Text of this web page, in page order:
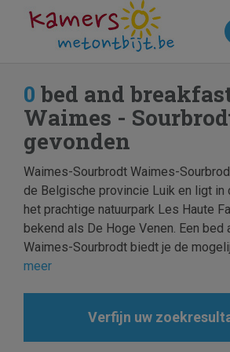
0 bed and
Waimes -
gevonden
Waimes-Sourbrodt Waimes-
de Belgische provincie Luik en ligt in
het prachtige natuurpark Les Haute
bekend als De Hoge Venen. Een bed
Waimes-Sourbrodt biedt je de
meer
Verfijn uw